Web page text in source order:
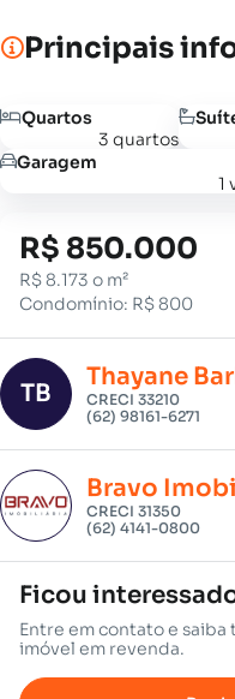
Principais
Quartos
3 quartos
Garagem
1
R$ 850.000
R$ 8.173 o m²
Condomínio: R$ 800
TB
Thayane
CRECI 33210
(62) 98161-6271
Bravo
CRECI 31350
(62) 4141-0800
Ficou
Entre em contato e saiba
imóvel em revenda.